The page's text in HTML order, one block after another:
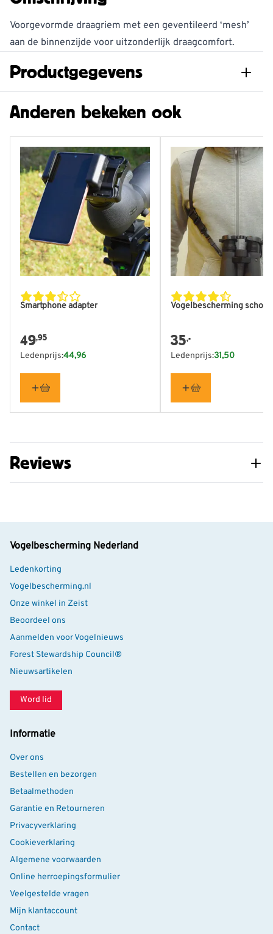
Voorgevormde draagriem met een geventileerd ‘mesh’
aan de binnenzijde voor uitzonderlijk draagcomfort.
Productgegevens
Artikelnummer 960720119
Gewicht 0.1 kg
Lengte 250 mm
Hoogte 80 mm
Breedte 50 mm
Lees meer
Anderen bekeken ook
Smartphone adapter
49,95
Ledenprijs:44,96
Vogelbescherming
35,-
Ledenprijs:31,50
Reviews
Vogelbescherming Nederland
Ledenkorting
Vogelbescherming.nl
Onze winkel in Zeist
Beoordeel ons
Aanmelden voor Vogelnieuws
Forest Stewardship Council®
Nieuwsartikelen
Word lid
Informatie
Over ons
Bestellen en bezorgen
Betaalmethoden
Garantie en Retourneren
Privacyverklaring
Cookieverklaring
Algemene voorwaarden
Online herroepingsformulier
Veelgestelde vragen
Mijn klantaccount
Contact